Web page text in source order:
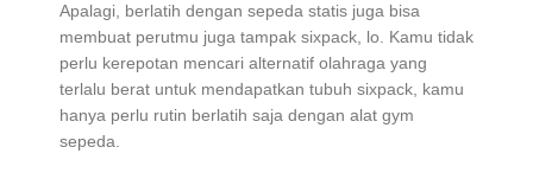
Apalagi, berlatih dengan sepeda statis juga bisa
membuat perutmu juga tampak sixpack, lo. Kamu tidak
perlu kerepotan mencari alternatif olahraga yang
terlalu berat untuk mendapatkan tubuh sixpack, kamu
hanya perlu rutin berlatih saja dengan alat gym
sepeda.